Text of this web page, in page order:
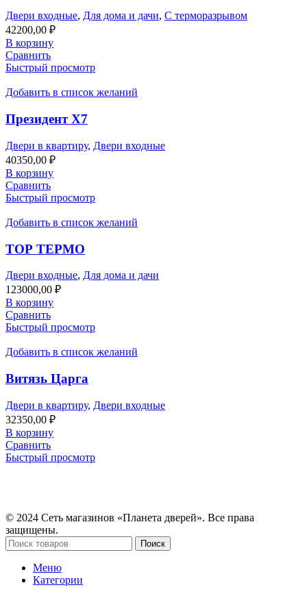
Двери входные, Для дома и дачи, С терморазрывом
42200,00 ₽
В корзину
Сравнить
Быстрый просмотр
Добавить в список желаний
Президент Х7
Двери в квартиру, Двери входные
40350,00 ₽
В корзину
Сравнить
Быстрый просмотр
Добавить в список желаний
ТОР ТЕРМО
Двери входные, Для дома и дачи
123000,00 ₽
В корзину
Сравнить
Быстрый просмотр
Добавить в список желаний
Витязь Царга
Двери в квартиру, Двери входные
32350,00 ₽
В корзину
Сравнить
Быстрый просмотр
© 2024 Сеть магазинов «Планета дверей». Все права
защищены.
Поиск
Меню
Категории